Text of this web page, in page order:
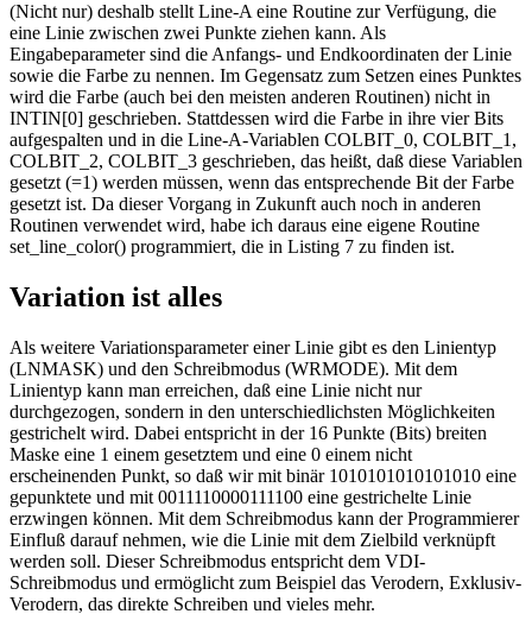
(Nicht nur) deshalb stellt Line-A eine Routine zur Verfügung, die
eine Linie zwischen zwei Punkte ziehen kann. Als
Eingabeparameter sind die Anfangs- und Endkoordinaten der Linie
sowie die Farbe zu nennen. Im Gegensatz zum Setzen eines Punktes
wird die Farbe (auch bei den meisten anderen Routinen) nicht in
INTIN[0] geschrieben. Stattdessen wird die Farbe in ihre vier Bits
aufgespalten und in die Line-A-Variablen COLBIT_0, COLBIT_1,
COLBIT_2, COLBIT_3 geschrieben, das heißt, daß diese Variablen
gesetzt (=1) werden müssen, wenn das entsprechende Bit der Farbe
gesetzt ist. Da dieser Vorgang in Zukunft auch noch in anderen
Routinen verwendet wird, habe ich daraus eine eigene Routine
set_line_color() programmiert, die in Listing 7 zu finden ist.
Variation ist alles
Als weitere Variationsparameter einer Linie gibt es den Linientyp
(LNMASK) und den Schreibmodus (WRMODE). Mit dem
Linientyp kann man erreichen, daß eine Linie nicht nur
durchgezogen, sondern in den unterschiedlichsten Möglichkeiten
gestrichelt wird. Dabei entspricht in der 16 Punkte (Bits) breiten
Maske eine 1 einem gesetztem und eine 0 einem nicht
erscheinenden Punkt, so daß wir mit binär 1010101010101010 eine
gepunktete und mit 0011110000111100 eine gestrichelte Linie
erzwingen können. Mit dem Schreibmodus kann der Programmierer
Einfluß darauf nehmen, wie die Linie mit dem Zielbild verknüpft
werden soll. Dieser Schreibmodus entspricht dem VDI-
Schreibmodus und ermöglicht zum Beispiel das Verodern, Exklusiv-
Verodern, das direkte Schreiben und vieles mehr.